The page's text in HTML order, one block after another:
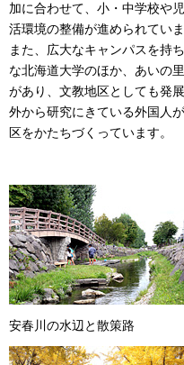
加に合わせて、小・中学校や
活環境の整備が進められていま
また、広大なキャンパスを持
な北海道大学のほか、あいの
があり、文教地区としても発
外から研究にきている外国人
区をかたちづくっています。
安春川の水辺と散策路